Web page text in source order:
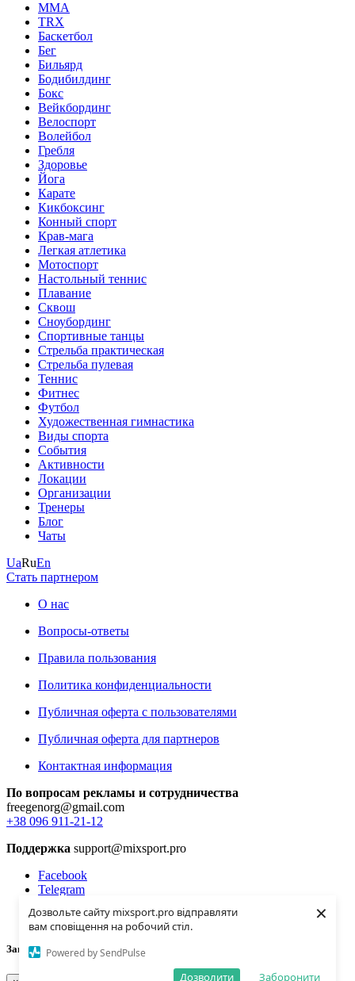
Дозвольте сайту mixsport.pro відправляти
вам сповіщення на робочий стіл.
Powered by SendPulse
Заборонити
Дозволити
×
MMA
TRX
Баскетбол
Бег
Бильярд
Бодибилдинг
Бокс
Вейкбординг
Велоспорт
Волейбол
Гребля
Здоровье
Йога
Карате
Кикбоксинг
Конный спорт
Крав-мага
Легкая атлетика
Мотоспорт
Настольный теннис
Плавание
Сквош
Сноубординг
Спортивные танцы
Стрельба практическая
Стрельба пулевая
Теннис
Фитнес
Футбол
Художественная гимнастика
Виды спорта
События
Активности
Локации
Организации
Тренеры
Блог
Чаты
UaRuEn
Стать партнером
О нас
Вопросы-ответы
Правила пользования
Политика конфиденциальности
Публичная оферта с пользователями
Публичная оферта для партнеров
Контактная информация
По вопросам рекламы и сотрудничества
freegenorg@gmail.com
+38 096 911-21-12
Поддержка support@mixsport.pro
Facebook
Telegram
Youtube
Загрузка...